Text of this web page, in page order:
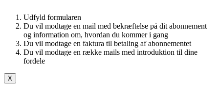
Udfyld formularen
Du vil modtage en mail med bekræftelse på dit abonnement
og information om, hvordan du kommer i gang
Du vil modtage en faktura til betaling af abonnementet
Du vil modtage en række mails med introduktion til dine
fordele
X